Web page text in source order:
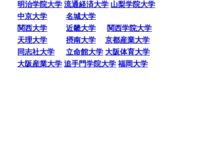
明治学院大学 流通経済大学 山梨学院大学
中京大学
名城大学
関西大学
近畿大学
関西学院大学
天理大学
摂南大学
京都産業大学
同志社大学
立命館大学 大阪体育大学
大阪産業大学 追手門学院大学 福岡大学